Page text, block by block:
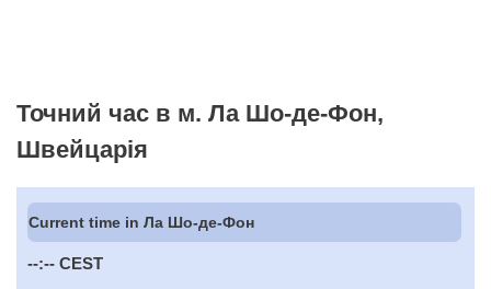
Точний час в м. Ла Шо-де-Фон,
Швейцарія
Current time in Ла Шо-де-Фон
--:-- CEST